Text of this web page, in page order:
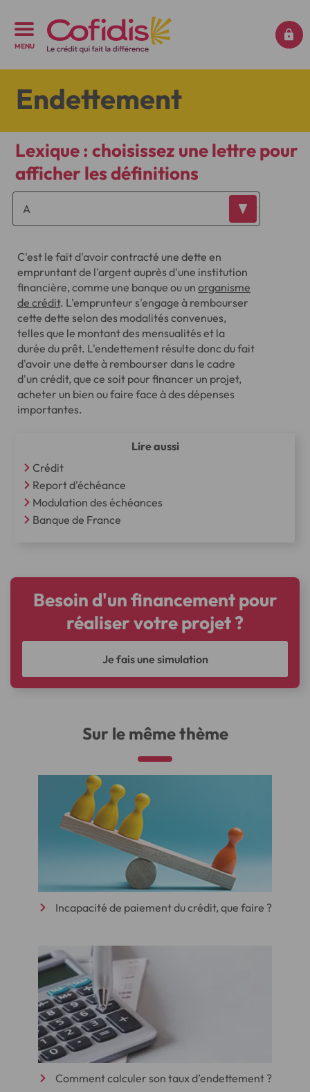
MENU
Endettement
Lexique : choisissez une lettre pour
afficher les définitions
C'est le fait d'avoir contracté une dette en
empruntant de l'argent auprès d'une institution
financière, comme une banque ou un organisme
de crédit. L'emprunteur s'engage à rembourser
cette dette selon des modalités convenues,
telles que le montant des mensualités et la
durée du prêt. L'endettement résulte donc du fait
d'avoir une dette à rembourser dans le cadre
d'un crédit, que ce soit pour financer un projet,
acheter un bien ou faire face à des dépenses
importantes.
Lire aussi
Crédit
Report d'échéance
Modulation des échéances
Banque de France
Besoin d'un financement pour
réaliser votre projet ?
Je fais une simulation
Sur le même thème
Incapacité de paiement du crédit, que faire ?
Comment calculer son taux d’endettement ?